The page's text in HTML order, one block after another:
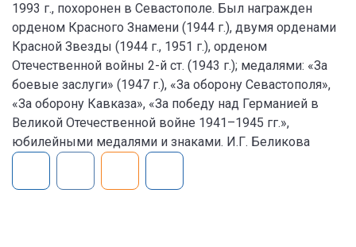
1993 г., похоронен в Севастополе. Был награжден
орденом Красного Знамени (1944 г.), двумя орденами
Красной Звезды (1944 г., 1951 г.), орденом
Отечественной войны 2-й ст. (1943 г.); медалями: «За
боевые заслуги» (1947 г.), «За оборону Севастополя»,
«За оборону Кавказа», «За победу над Германией в
Великой Отечественной войне 1941–1945 гг.»,
юбилейными медалями и знаками. И.Г. Беликова